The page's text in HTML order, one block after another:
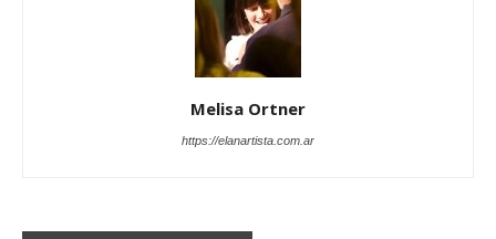
Melisa Ortner
https://elanartista.com.ar